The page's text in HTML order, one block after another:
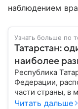
наблюдением
Узнать больше по
Татарстан:
наиболее
Республика
Федерации,
части страны, в
Регион
Читать дальше